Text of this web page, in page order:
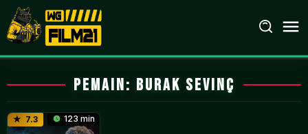
Loncat
ke
konten
Pemain: Burak Sevinç
7.3 123 min